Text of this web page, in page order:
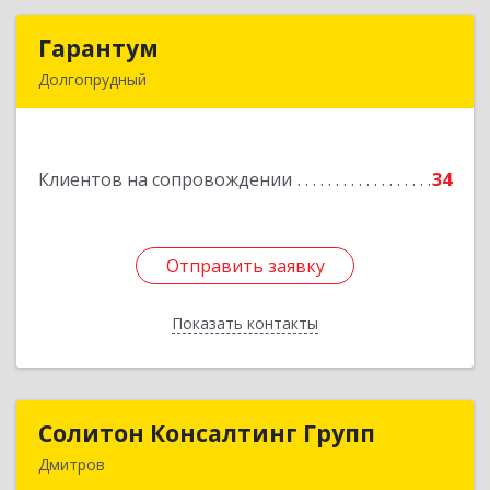
Гарантум
Долгопрудный
Клиентов на сопровождении 34
Отправить заявку
Показать контакты
Подробнее
Отправить заявку
Назад
Солитон Консалтинг Групп
Дмитров
Солитон Консалтинг Групп